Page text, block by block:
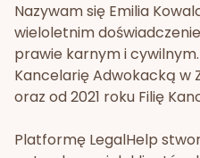
Nazywam się Emilia
wieloletnim
prawie karnym i
Kancelarię Adwokacką w
oraz od 2021 roku Filię
Platformę LegalHelp